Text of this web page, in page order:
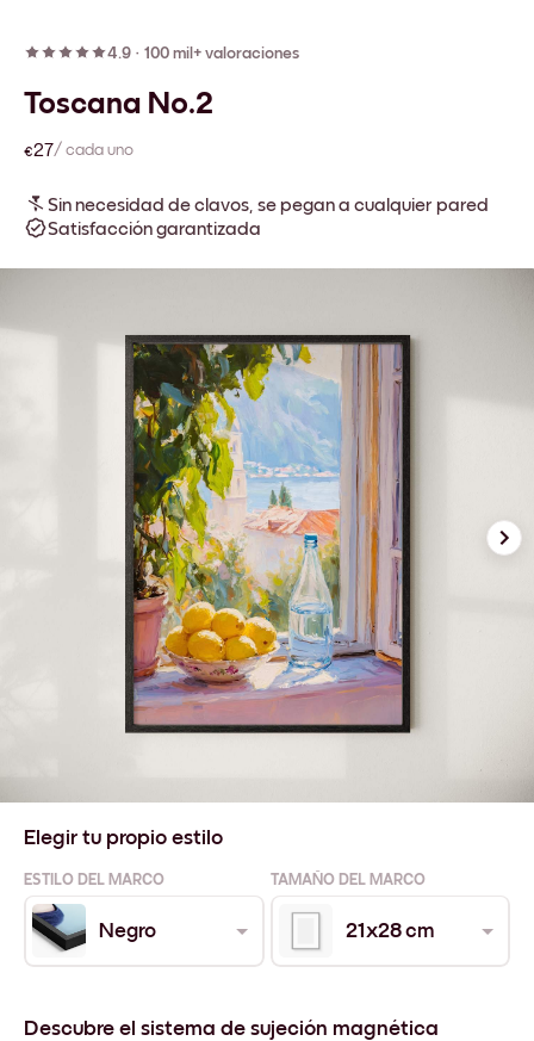
4.9 · 100 mil+ valoraciones
Toscana No.2
€27/ cada uno
Sin necesidad de clavos, se pegan a cualquier pared
Satisfacción garantizada
Elegir tu propio estilo
ESTILO DEL MARCO TAMAÑO DEL MARCO
Negro 21x28 cm
Descubre el sistema de sujeción magnética